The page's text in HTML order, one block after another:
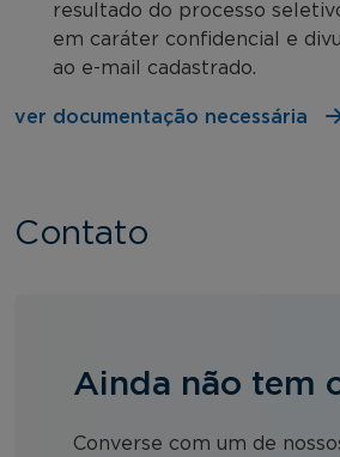
resultado do processo
em caráter confidencial e
ao e-mail cadastrado.
ver documentação necessária
Contato
Ainda não tem
Converse com um de